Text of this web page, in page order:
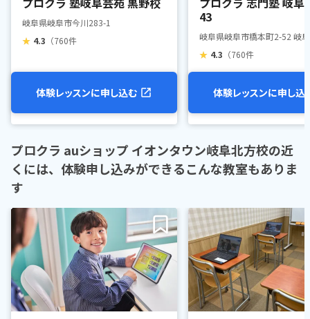
岐阜県岐阜市今川283-1
★ 4.3 （760件
体験レッスンに申し込む
43
岐阜県岐阜市橋本町2-52 岐
★ 4.3 （760件
体験レッスンに申し込
プロクラ auショップ イオンタウン岐阜北方校の近
くには、体験申し込みができるこんな教室もありま
す